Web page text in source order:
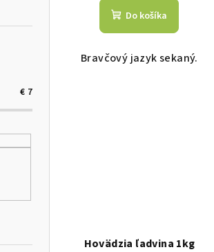
€ 7
Do košíka
Bravčový jazyk sekaný.
Hovädzia ľadvina 1kg